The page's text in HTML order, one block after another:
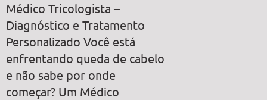
Médico Tricologista –
Diagnóstico e Tratamento
Personalizado Você está
enfrentando queda de cabelo
e não sabe por onde
começar? Um Médico